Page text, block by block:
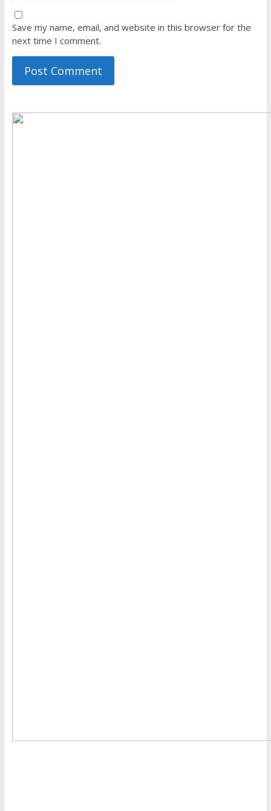
Save my name, email, and website in this browser for the
next time I comment.